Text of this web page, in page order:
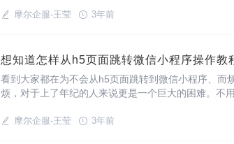
摩尔企服-王莹 3年前
想知道怎样从h5页面跳转微信小程序操作教
看到大家都在为不会从h5页面跳转到微信小程序、而
烦，对于上了年纪的人来说更是一个巨大的困难。不
摩尔企服-王莹 3年前